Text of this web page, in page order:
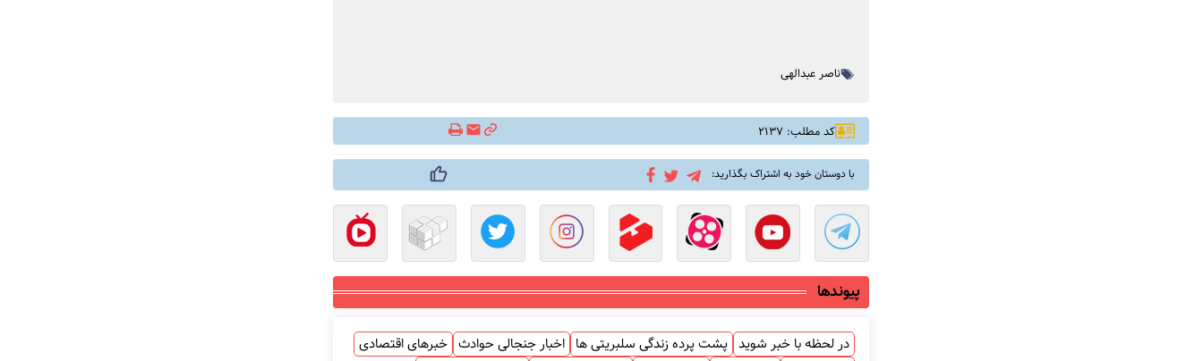
ناصر عبدالهی
کد مطلب: ۲۱۳۷
با دوستان خود به اشتراک بگذارید:
پیوندها
در لحظه با خبر شوید پشت پرده زندگی سلبریتی ها اخبار جنجالی حوادث خبرهای اقتصادی